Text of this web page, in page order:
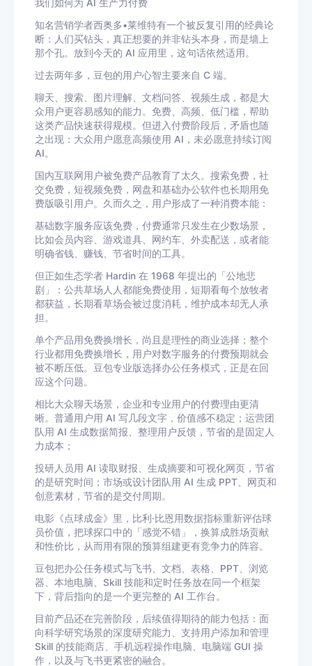
我们如何为 AI 生产力付费
知名营销学者西奥多•莱维特有一个被反复引用的经典论
断：人们买钻头，真正想要的并非钻头本身，而是墙上
那个孔。放到今天的 AI 应用里，这句话依然适用。
过去两年多，豆包的用户心智主要来自 C 端。
聊天、搜索、图片理解、文档问答、视频生成，都是大
众用户更容易感知的能力。免费、高频、低门槛，帮助
这类产品快速获得规模。但进入付费阶段后，矛盾也随
之出现：大众用户愿意高频使用 AI，未必愿意持续订阅
AI。
国内互联网用户被免费产品教育了太久。搜索免费，社
交免费，短视频免费，网盘和基础办公软件也长期用免
费版吸引用户。久而久之，用户形成了一种消费本能：
基础数字服务应该免费，付费通常只发生在少数场景，
比如会员内容、游戏道具、网约车、外卖配送，或者能
明确省钱、赚钱、节省时间的工具。
但正如生态学者 Hardin 在 1968 年提出的「公地悲
剧」：公共草场人人都能免费使用，短期看每个放牧者
都获益，长期看草场会被过度消耗，维护成本却无人承
担。
单个产品用免费换增长，尚且是理性的商业选择；整个
行业都用免费换增长，用户对数字服务的付费预期就会
被不断压低。豆包专业版选择办公任务模式，正是在回
应这个问题。
相比大众聊天场景，企业和专业用户的付费理由更清
晰。普通用户用 AI 写几段文字，价值感不稳定；运营团
队用 AI 生成数据简报、整理用户反馈，节省的是固定人
力成本；
投研人员用 AI 读取财报、生成摘要和可视化网页，节省
的是研究时间；市场或设计团队用 AI 生成 PPT、网页和
创意素材，节省的是交付周期。
电影《点球成金》里，比利·比恩用数据指标重新评估球
员价值，把球探口中的「感觉不错」，换算成胜场贡献
和性价比，从而用有限的预算组建更有竞争力的阵容。
豆包把办公任务模式与飞书、文档、表格、PPT、浏览
器、本地电脑、Skill 技能和定时任务放在同一个框架
下，背后指向的是一个更完整的 AI 工作台。
目前产品还在完善阶段，后续值得期待的能力包括： 面
向科学研究场景的深度研究能力、支持用户添加和管理
Skill 的技能商店、手机远程操作电脑、电脑端 GUI 操
作，以及与飞书更紧密的融合。